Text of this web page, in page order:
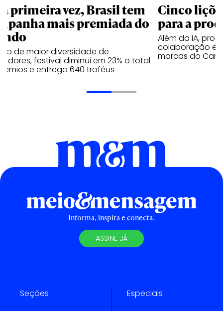
primeira vez, Brasil tem
mais premiada do
de maior diversidade de
festival diminui em 23% o total
e entrega 640 troféus
Cinco
para a
Além da IA,
colaboração e
marcas do
Informa, inspira e conecta.
ASSINE JÁ
Seções Especiais